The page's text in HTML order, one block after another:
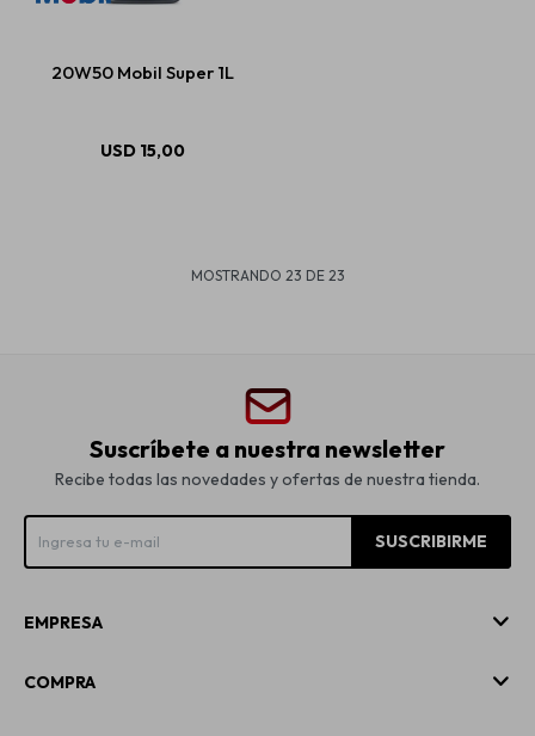
20W50 Mobil Super 1L
USD 15,00
MOSTRANDO 23 DE 23
Suscríbete a nuestra newsletter
Recibe todas las novedades y ofertas de nuestra tienda.
SUSCRIBIRME
EMPRESA
COMPRA